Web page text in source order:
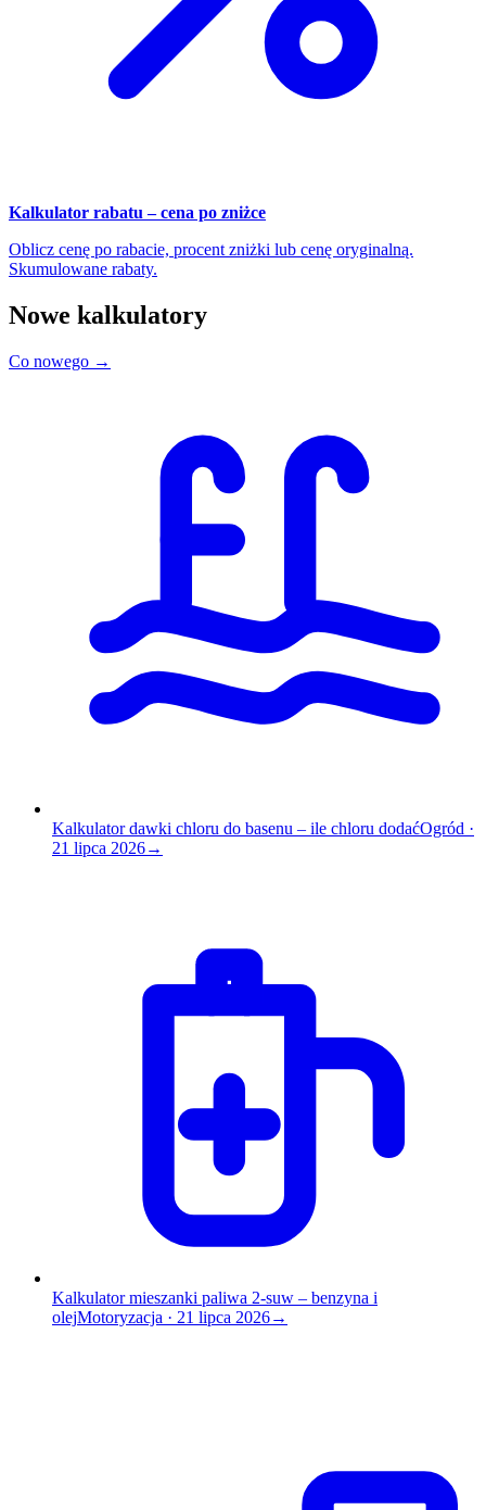
Kalkulator rabatu – cena po zniżce
Oblicz cenę po rabacie, procent zniżki lub cenę oryginalną.
Skumulowane rabaty.
Nowe kalkulatory
Co nowego →
Kalkulator dawki chloru do basenu – ile chloru dodaćOgród ·
21 lipca 2026→
Kalkulator mieszanki paliwa 2-suw – benzyna i
olejMotoryzacja · 21 lipca 2026→